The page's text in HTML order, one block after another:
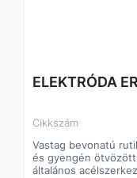
ELEKTRÓDA
Cikkszám
Vastag bevonatú
és gyengén
általános